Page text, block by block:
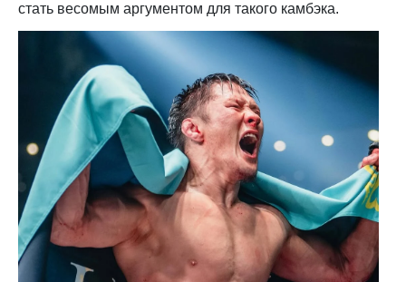
стать весомым аргументом для такого камбэка.